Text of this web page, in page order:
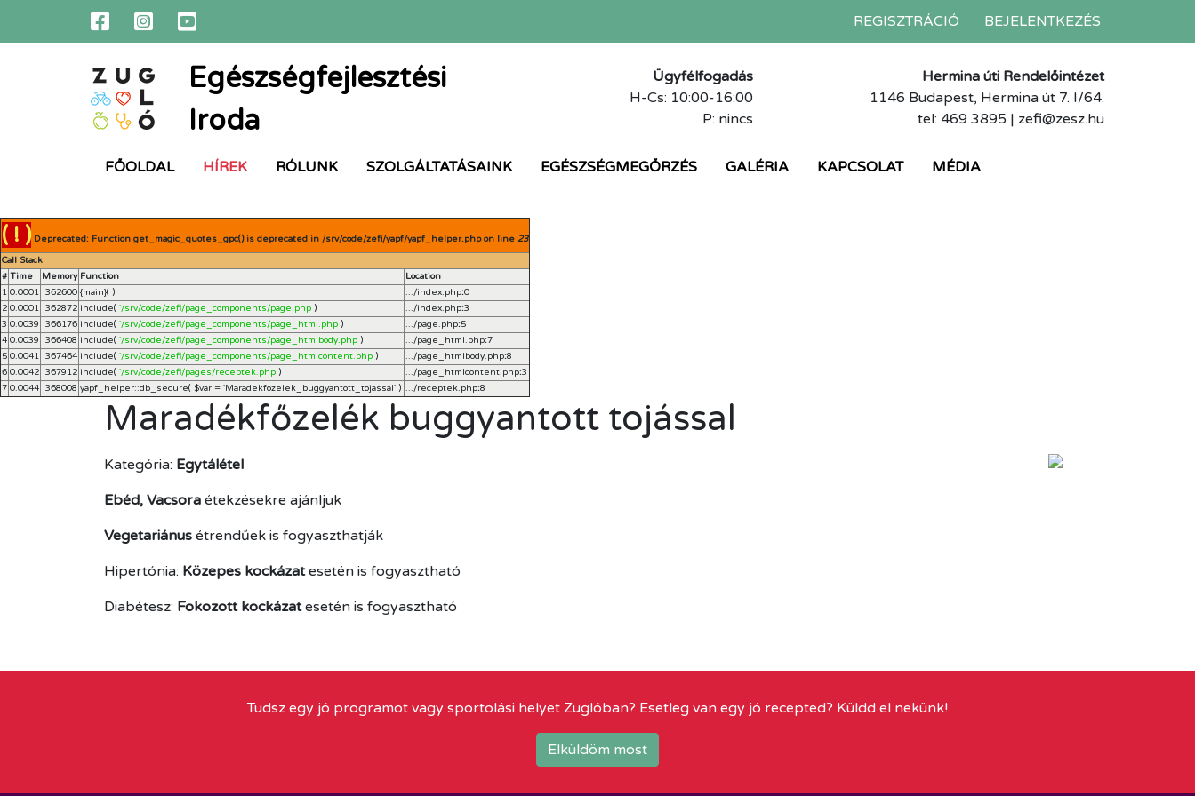
REGISZTRÁCIÓ BEJELENTKEZÉS
Egészségfejlesztési
Iroda
Ügyfélfogadás
H-Cs: 10:00-16:00
P: nincs
Hermina úti Rendelőintézet
1146 Budapest, Hermina út 7. I/64.
tel: 469 3895 | zefi@zesz.hu
FŐOLDAL HÍREK RÓLUNK SZOLGÁLTATÁSAINK EGÉSZSÉGMEGŐRZÉS GALÉRIA KAPCSOLAT MÉDIA
( ! ) Deprecated: Function get_magic_quotes_gpc() is deprecated in /srv/code/zefi/yapf/yapf_helper.php on line 23
Call Stack
# Time Memory Function
Location
1 0.0001 362600 {main}( ) .../index.php:0
2 0.0001 362872 include( '/srv/code/zefi/page_components/page.php ) .../index.php:3
3 0.0039 366176 include( '/srv/code/zefi/page_components/page_html.php ) .../page.php:5
4 0.0039 366408 include( '/srv/code/zefi/page_components/page_htmlbody.php ) .../page_html.php:7
5 0.0041 367464 include( '/srv/code/zefi/page_components/page_htmlcontent.php ) .../page_htmlbody.php:8
6 0.0042 367912 include( '/srv/code/zefi/pages/receptek.php ) .../page_htmlcontent.php:3
7 0.0044 368008 yapf_helper::db_secure( $var = 'Maradekfozelek_buggyantott_tojassal' ) .../receptek.php:8
Maradékfőzelék buggyantott tojással
Kategória: Egytálétel
Ebéd, Vacsora étekzésekre ajánljuk
Vegetariánus étrendűek is fogyaszthatják
Hipertónia: Közepes kockázatesetén is fogyasztható
Diabétesz: Fokozott kockázatesetén is fogyasztható
Tudsz egy jó programot vagy sportolási helyet Zuglóban? Esetleg van egy jó recepted? Küldd el nekünk!
Elküldöm most